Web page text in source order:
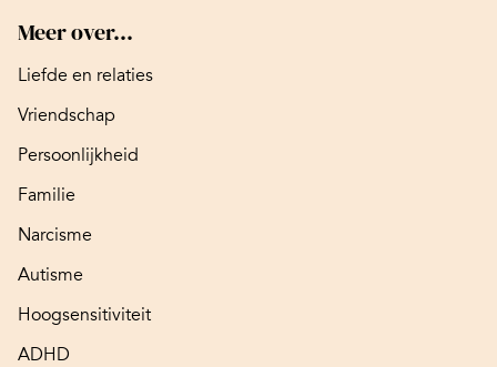
Meer over...
Liefde en relaties
Vriendschap
Persoonlijkheid
Familie
Narcisme
Autisme
Hoogsensitiviteit
ADHD